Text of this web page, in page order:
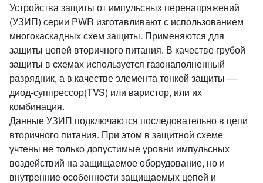
Устройства защиты от импульсных перенапряжений
(УЗИП) серии PWR изготавливают с использованием
многокаскадных схем защиты. Применяются для
защиты цепей вторичного питания. В качестве грубой
защиты в схемах используется газонаполненный
разрядник, а в качестве элемента тонкой защиты —
диод-суппрессор(TVS) или варистор, или их
комбинация.
Данные УЗИП подключаются последовательно в цепи
вторичного питания. При этом в защитной схеме
учтены не только допустимые уровни импульсных
воздействий на защищаемое оборудование, но и
внутренние особенности защищаемых цепей и